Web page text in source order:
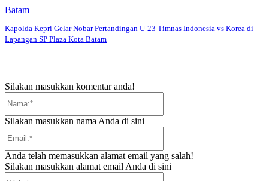
Batam
Kapolda Kepri Gelar Nobar Pertandingan U-23 Timnas Indonesia vs Korea di
Lapangan SP Plaza Kota Batam
Silakan masukkan komentar anda!
Silakan masukkan nama Anda di sini
Anda telah memasukkan alamat email yang salah!
Silakan masukkan alamat email Anda di sini